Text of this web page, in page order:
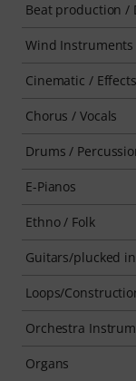
Beat production /
Wind Instruments
Cinematic / Effects
Chorus / Vocals
Drums /
E-Pianos
Ethno / Folk
Guitars/plucked
Loops/
Orchestra
Organs